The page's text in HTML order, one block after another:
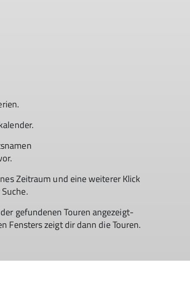
Zeitraum und eine weiterer Klick
gefundenen Touren angezeigt-
Fensters zeigt dir dann die Touren.